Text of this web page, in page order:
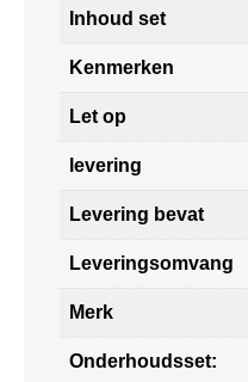
Inhoud set
Kenmerken
Let op
levering
Levering bevat
Leveringsomvang
Merk
Onderhoudsset: